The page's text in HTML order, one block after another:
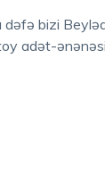
adət-